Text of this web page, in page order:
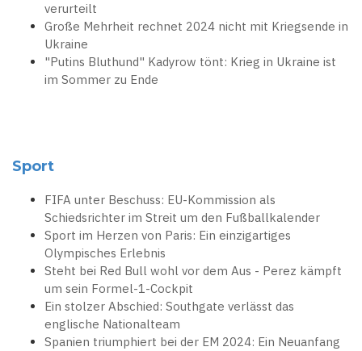
verurteilt
Große Mehrheit rechnet 2024 nicht mit Kriegsende in
Ukraine
"Putins Bluthund" Kadyrow tönt: Krieg in Ukraine ist
im Sommer zu Ende
Sport
FIFA unter Beschuss: EU-Kommission als
Schiedsrichter im Streit um den Fußballkalender
Sport im Herzen von Paris: Ein einzigartiges
Olympisches Erlebnis
Steht bei Red Bull wohl vor dem Aus - Perez kämpft
um sein Formel-1-Cockpit
Ein stolzer Abschied: Southgate verlässt das
englische Nationalteam
Spanien triumphiert bei der EM 2024: Ein Neuanfang